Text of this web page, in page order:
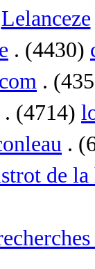
Lelanceze
. (4430)
.
. (4714)
.
de la